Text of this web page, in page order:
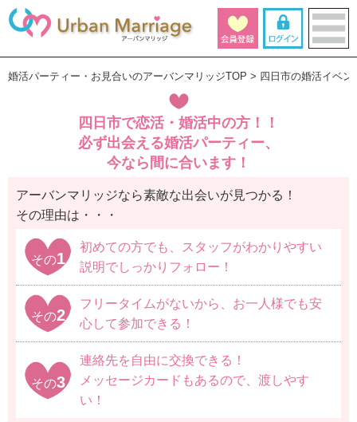
婚活パーティー・お見合いのアーバンマリッジTOP 四日市の婚活イベン
四日市で恋活・婚活中の方！！
必ず出会える婚活パーティー、
今なら間に合います！
アーバンマリッジなら素敵な出会いが見つかる！
その理由は・・・
その1
初めての方でも、スタッフがわかりやすい
説明でしっかりフォロー！
その2
フリータイムがないから、お一人様でも安
心して参加できる！
その3
連絡先を自由に交換できる！
メッセージカードもあるので、渡しやす
い！